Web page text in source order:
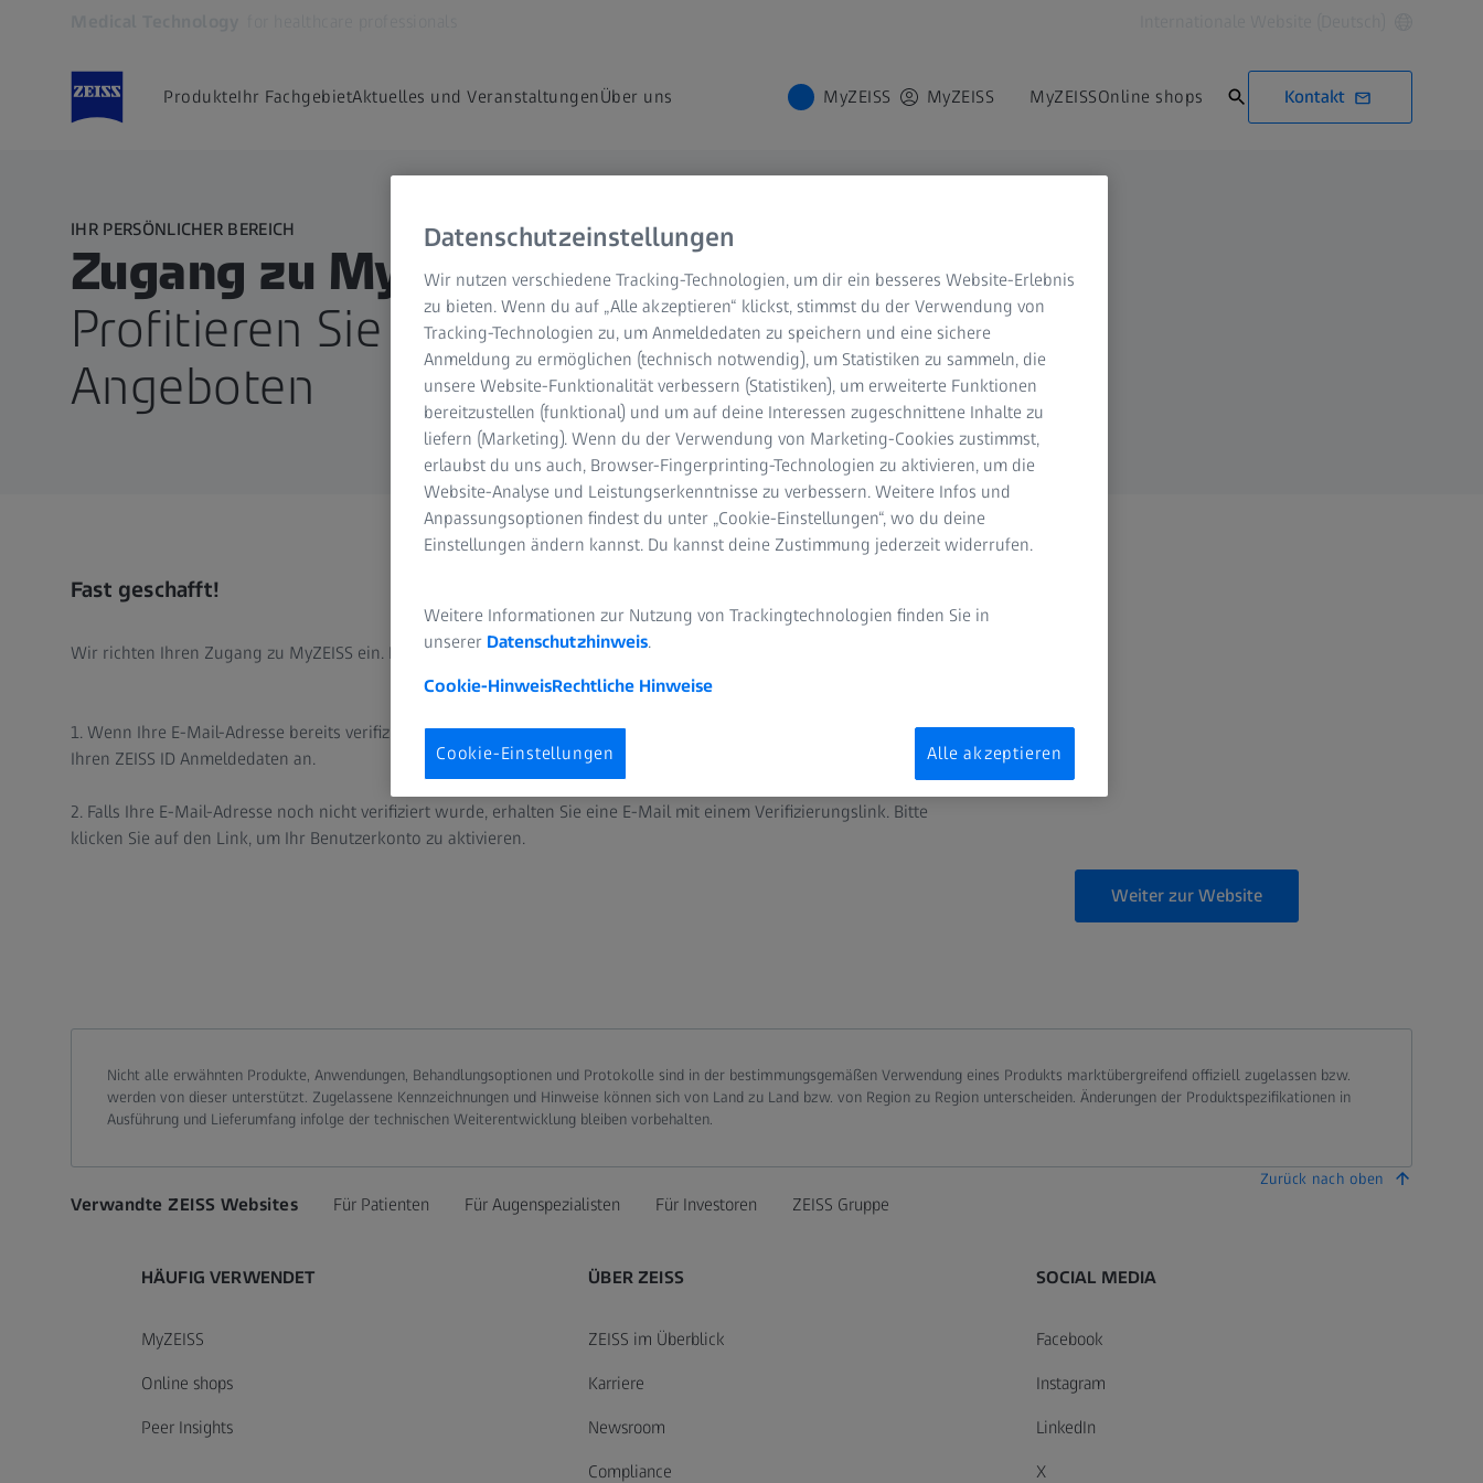
ProdukteIhr FachgebietAktuelles und VeranstaltungenÜber uns MyZEISS MyZEISS MyZEISSOnline shops Kontakt
IHR PERSÖNLICHER BEREICH
Zugang zu MyZEISS erhalten
Profitieren Sie von exklusiven
Angeboten
Fast geschafft!
Wir richten Ihren Zugang zu MyZEISS ein. Dieser Vorgang wird einige Minuten dauern.
1. Wenn Ihre E-Mail-Adresse bereits verifiziert wurde, kehren Sie bitte zur Anmeldung zurück und melden Sie sich mit
Ihren ZEISS ID Anmeldedaten an.
2. Falls Ihre E-Mail-Adresse noch nicht verifiziert wurde, erhalten Sie eine E-Mail mit einem Verifizierungslink. Bitte
klicken Sie auf den Link, um Ihr Benutzerkonto zu aktivieren.
Weiter zur Website
Nicht alle erwähnten Produkte, Anwendungen, Behandlungsoptionen und Protokolle sind in der bestimmungsgemäßen Verwendung eines Produkts marktübergreifend offiziell zugelassen bzw.
werden von dieser unterstützt. Zugelassene Kennzeichnungen und Hinweise können sich von Land zu Land bzw. von Region zu Region unterscheiden. Änderungen der Produktspezifikationen in
Ausführung und Lieferumfang infolge der technischen Weiterentwicklung bleiben vorbehalten.
Zurück nach oben
Verwandte ZEISS Websites Für Patienten Für Augenspezialisten Für Investoren ZEISS Gruppe
HÄUFIG VERWENDET
MyZEISS
Online shops
Peer Insights
ÜBER ZEISS
ZEISS im Überblick
Karriere
Newsroom
Compliance
SOCIAL MEDIA
Facebook
Instagram
LinkedIn
X
Datenschutzeinstellungen
Wir nutzen verschiedene Tracking-Technologien, um dir ein besseres Website-Erlebnis
zu bieten. Wenn du auf „Alle akzeptieren“ klickst, stimmst du der Verwendung von
Tracking-Technologien zu, um Anmeldedaten zu speichern und eine sichere
Anmeldung zu ermöglichen (technisch notwendig), um Statistiken zu sammeln, die
unsere Website-Funktionalität verbessern (Statistiken), um erweiterte Funktionen
bereitzustellen (funktional) und um auf deine Interessen zugeschnittene Inhalte zu
liefern (Marketing). Wenn du der Verwendung von Marketing-Cookies zustimmst,
erlaubst du uns auch, Browser-Fingerprinting-Technologien zu aktivieren, um die
Website-Analyse und Leistungserkenntnisse zu verbessern. Weitere Infos und
Anpassungsoptionen findest du unter „Cookie-Einstellungen“, wo du deine
Einstellungen ändern kannst. Du kannst deine Zustimmung jederzeit widerrufen.
Weitere Informationen zur Nutzung von Trackingtechnologien finden Sie in
unserer Datenschutzhinweis.
Cookie-HinweisRechtliche Hinweise
Cookie-Einstellungen Alle akzeptieren